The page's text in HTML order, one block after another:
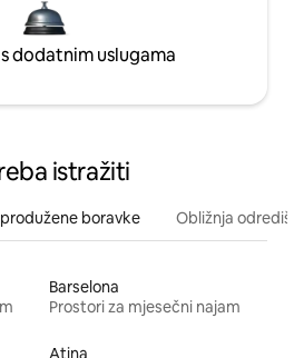
dodatnim uslugama
istražiti
boravke Obližnja
Barselona
Prostori za mjesečni najam
Atina